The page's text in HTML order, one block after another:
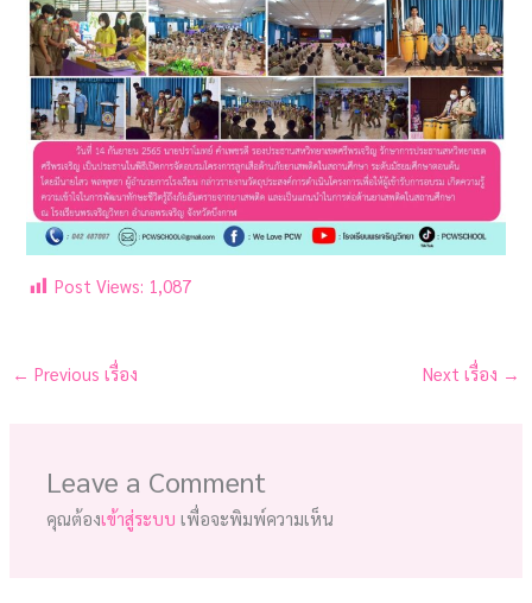
Post Views: 1,087
← Previous เรื่อง Next เรื่อง →
Leave a Comment
คุณต้องเข้าสู่ระบบ เพื่อจะพิมพ์ความเห็น